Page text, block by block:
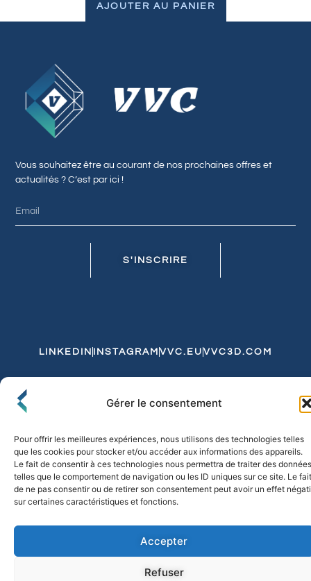
Gérer le consentement
Pour offrir les meilleures expériences, nous utilisons des technologies telles
que les cookies pour stocker et/ou accéder aux informations des appareils.
Le fait de consentir à ces technologies nous permettra de traiter des données
telles que le comportement de navigation ou les ID uniques sur ce site. Le fait
de ne pas consentir ou de retirer son consentement peut avoir un effet
sur certaines caractéristiques et fonctions.
Accepter
Refuser
AJOUTER AU PANIER
Vous souhaitez être au courant de nos prochaines offres et
actualités ? C’est par ici !
S'INSCRIRE
LINKEDIN INSTAGRAM VVC.EU VVC3D.COM
Politique de Confidentialité et de CookiesExpédition et Livraison
© 2026 FLO & CO. All Rights Reserved